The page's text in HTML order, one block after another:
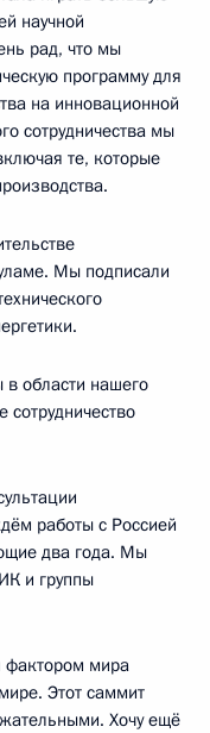
научной
рад, что мы
программу для
на инновационной
сотрудничества мы
те, которые
Мы подписали
области нашего
работы с Россией
два года. Мы
и группы
фактором мира
Этот саммит
Хочу ещё